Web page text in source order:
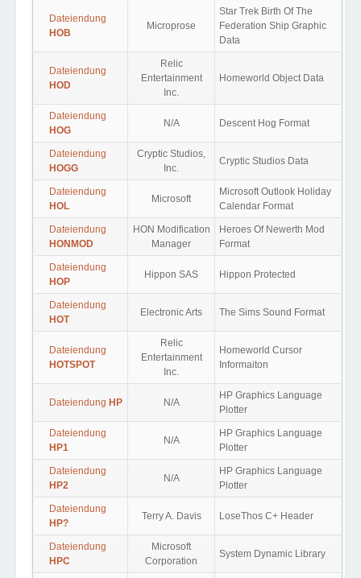
Dateiendung
HOB
Microprose
Star Trek Birth Of The
Federation Ship Graphic
Data
Dateiendung
HOD
Relic
Entertainment
Inc.
Homeworld Object Data
Dateiendung
HOG
N/A Descent Hog Format
Dateiendung
HOGG
Cryptic Studios,
Inc.
Cryptic Studios Data
Dateiendung
HOL
Microsoft
Microsoft Outlook Holiday
Calendar Format
Dateiendung
HONMOD
HON Modification
Manager
Heroes Of Newerth Mod
Format
Dateiendung
HOP
Hippon SAS Hippon Protected
Dateiendung
HOT
Electronic Arts The Sims Sound Format
Dateiendung
HOTSPOT
Relic
Entertainment
Inc.
Homeworld Cursor
Informaiton
Dateiendung HP N/A
HP Graphics Language
Plotter
Dateiendung
HP1
N/A
HP Graphics Language
Plotter
Dateiendung
HP2
N/A
HP Graphics Language
Plotter
Dateiendung
HP?
Terry A. Davis LoseThos C+ Header
Dateiendung
HPC
Microsoft
Corporation
System Dynamic Library